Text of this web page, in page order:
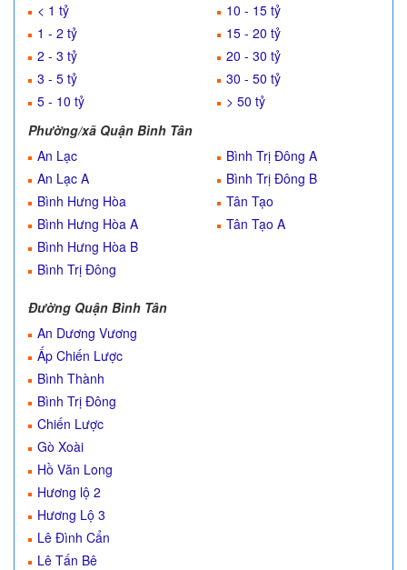
< 1 tỷ
1 - 2 tỷ
2 - 3 tỷ
3 - 5 tỷ
5 - 10 tỷ
10 - 15 tỷ
15 - 20 tỷ
20 - 30 tỷ
30 - 50 tỷ
> 50 tỷ
Phường/xã Quận Bình Tân
An Lạc
An Lạc A
Bình Hưng Hòa
Bình Hưng Hòa A
Bình Hưng Hòa B
Bình Trị Đông
Bình Trị Đông A
Bình Trị Đông B
Tân Tạo
Tân Tạo A
Đường Quận Bình Tân
An Dương Vương
Ấp Chiến Lược
Bình Thành
Bình Trị Đông
Chiến Lược
Gò Xoài
Hồ Văn Long
Hương lộ 2
Hương Lộ 3
Lê Đình Cẩn
Lê Tấn Bê